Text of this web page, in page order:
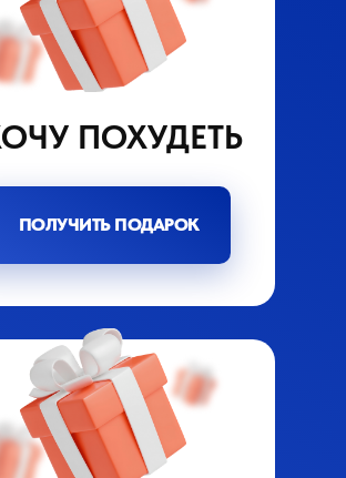
ПОХУДЕТЬ
ПОЛУЧИТЬ ПОДАРОК